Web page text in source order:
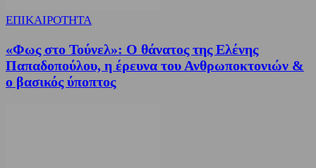
ΕΠΙΚΑΙΡΟΤΗΤΑ
«Φως στο Τούνελ»: Ο θάνατος της Ελένης
Παπαδοπούλου, η έρευνα του Ανθρωποκτονιών &
ο βασικός ύποπτος